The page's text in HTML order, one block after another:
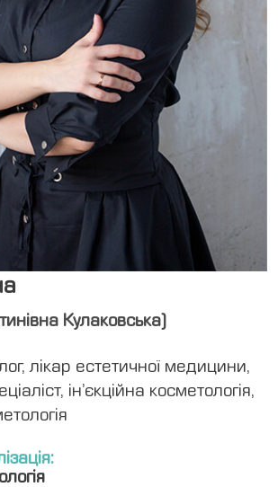
Медкомісії
Меддовідки
Кулаковська)
лікар естетичної медицини,
ін’єкційна косметологія,